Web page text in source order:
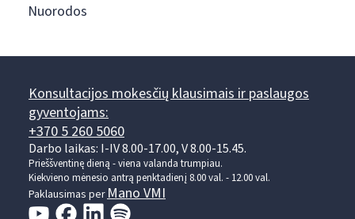
Nuorodos
Konsultacijos mokesčių klausimais ir paslaugos
gyventojams:
+370 5 260 5060
Darbo laikas: I-IV 8.00-17.00, V 8.00-15.45.
Prieššventinę dieną - viena valanda trumpiau.
Kiekvieno mėnesio antrą penktadienį 8.00 val. - 12.00 val.
Paklausimas per Mano VMI